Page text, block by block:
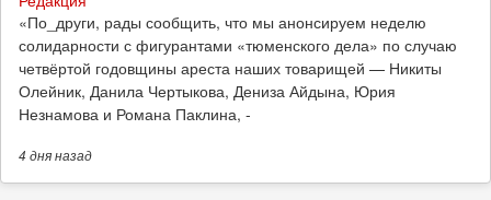
​«По_други, рады сообщить, что мы анонсируем неделю
солидарности с фигурантами «тюменского дела» по случаю
четвёртой годовщины ареста наших товарищей — Никиты
Олейник, Данила Чертыкова, Дениза Айдына, Юрия
Незнамова и Романа Паклина, -
4 дняназад